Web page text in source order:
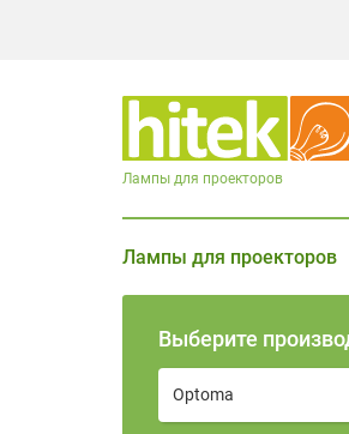
Лампы для проекторов
Лампы для проекторов
Выберите
Optoma